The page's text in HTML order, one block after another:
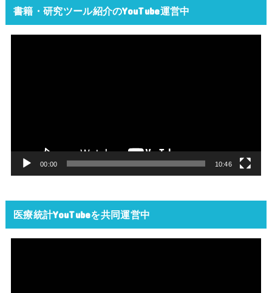
書籍・研究ツール紹介のYouTube運営中
00:00 10:46
医療統計YouTubeを共同運営中